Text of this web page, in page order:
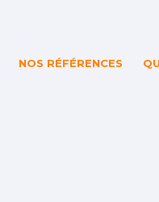
NOS RÉFÉRENCES